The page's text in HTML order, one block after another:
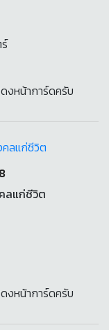
งหน้าการ์ดครับ
ลแก่ชีวิต
งหน้าการ์ดครับ